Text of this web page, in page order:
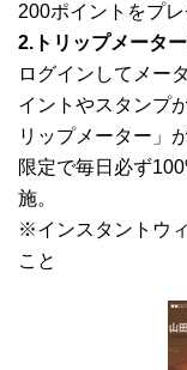
200ポイントをプレ
2.トリップメータ
ログインしてメー
イントやスタンプ
リップメーター」
限定で毎日必ず
施。
※インスタントウ
こと